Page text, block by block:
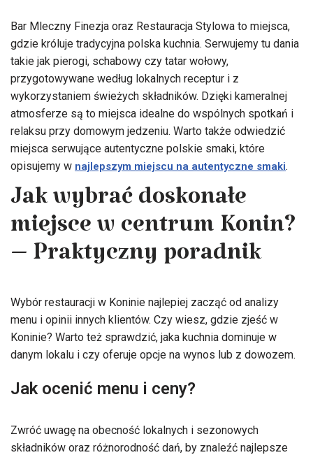
Bar Mleczny Finezja oraz Restauracja Stylowa to miejsca,
gdzie króluje tradycyjna polska kuchnia. Serwujemy tu dania
takie jak pierogi, schabowy czy tatar wołowy,
przygotowywane według lokalnych receptur i z
wykorzystaniem świeżych składników. Dzięki kameralnej
atmosferze są to miejsca idealne do wspólnych spotkań i
relaksu przy domowym jedzeniu. Warto także odwiedzić
miejsca serwujące autentyczne polskie smaki, które
opisujemy w najlepszym miejscu na autentyczne smaki.
Jak wybrać doskonałe
miejsce w centrum Konin?
– Praktyczny poradnik
Wybór restauracji w Koninie najlepiej zacząć od analizy
menu i opinii innych klientów. Czy wiesz, gdzie zjeść w
Koninie? Warto też sprawdzić, jaka kuchnia dominuje w
danym lokalu i czy oferuje opcje na wynos lub z dowozem.
Jak ocenić menu i ceny?
Zwróć uwagę na obecność lokalnych i sezonowych
składników oraz różnorodność dań, by znaleźć najlepsze